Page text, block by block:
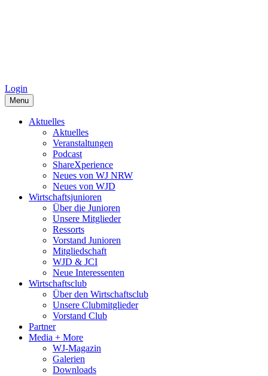
Login
Menu
Aktuelles
Aktuelles
Veranstaltungen
Podcast
ShareXperience
Neues von WJ NRW
Neues von WJD
Wirtschaftsjunioren
Über die Junioren
Unsere Mitglieder
Ressorts
Vorstand Junioren
Mitgliedschaft
WJD & JCI
Neue Interessenten
Wirtschaftsclub
Über den Wirtschaftsclub
Unsere Clubmitglieder
Vorstand Club
Partner
Media + More
WJ-Magazin
Galerien
Downloads